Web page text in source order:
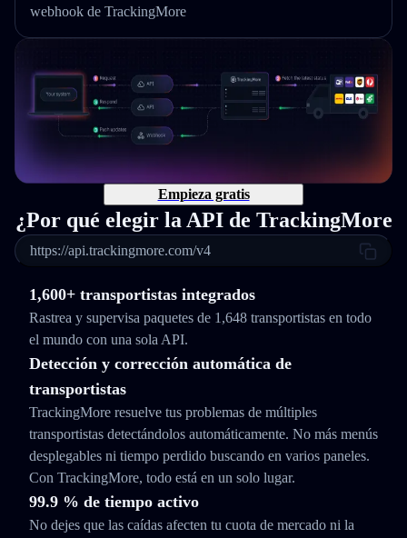
webhook de TrackingMore
Empieza gratis
¿Por qué elegir la API de TrackingMore
https://api.trackingmore.com/v4
1,600+ transportistas integrados
Rastrea y supervisa paquetes de 1,648 transportistas en todo
el mundo con una sola API.
Detección y corrección automática de
transportistas
TrackingMore resuelve tus problemas de múltiples
transportistas detectándolos automáticamente. No más menús
desplegables ni tiempo perdido buscando en varios paneles.
Con TrackingMore, todo está en un solo lugar.
99.9 % de tiempo activo
No dejes que las caídas afecten tu cuota de mercado ni la